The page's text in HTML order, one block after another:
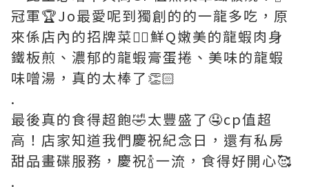
冠軍🏆Jo最愛呢到獨創的的一龍多吃，原
來係店內的招牌菜👍🏻鮮Q嫩美的龍蝦肉身
鐵板煎、濃郁的龍蝦膏蛋捲、美味的龍蝦
味噌湯，真的太棒了👏🏻
.
最後真的食得超飽🤣太豐盛了🤤cp值超
高！店家知道我們慶祝紀念日，還有私房
甜品畫碟服務，慶祝🍾一流，食得好開心🥰
.